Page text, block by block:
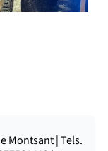
Montsant | Tels.